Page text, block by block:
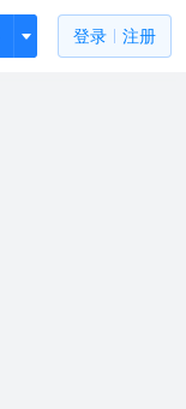
登录 注册